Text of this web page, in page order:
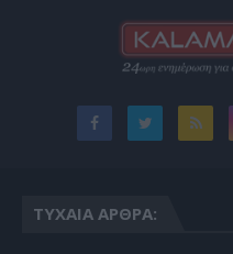
ΤΥΧΑΊΑ ΆΡΘΡΑ: